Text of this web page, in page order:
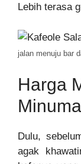
Lebih terasa
jalan menuju bar
Harga
Dulu,
agak